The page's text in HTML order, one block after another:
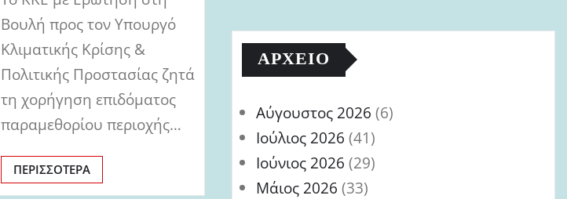
Βουλή προς τον Υπουργό
Κλιματικής Κρίσης &
Πολιτικής Προστασίας ζητά
τη χορήγηση επιδόματος
παραμεθορίου περιοχής…
ΠΕΡΙΣΣΌΤΕΡΑ
ΑΡΧΕΊΟ
Αύγουστος 2026 (6)
Ιούλιος 2026 (41)
Ιούνιος 2026 (29)
Μάιος 2026 (33)